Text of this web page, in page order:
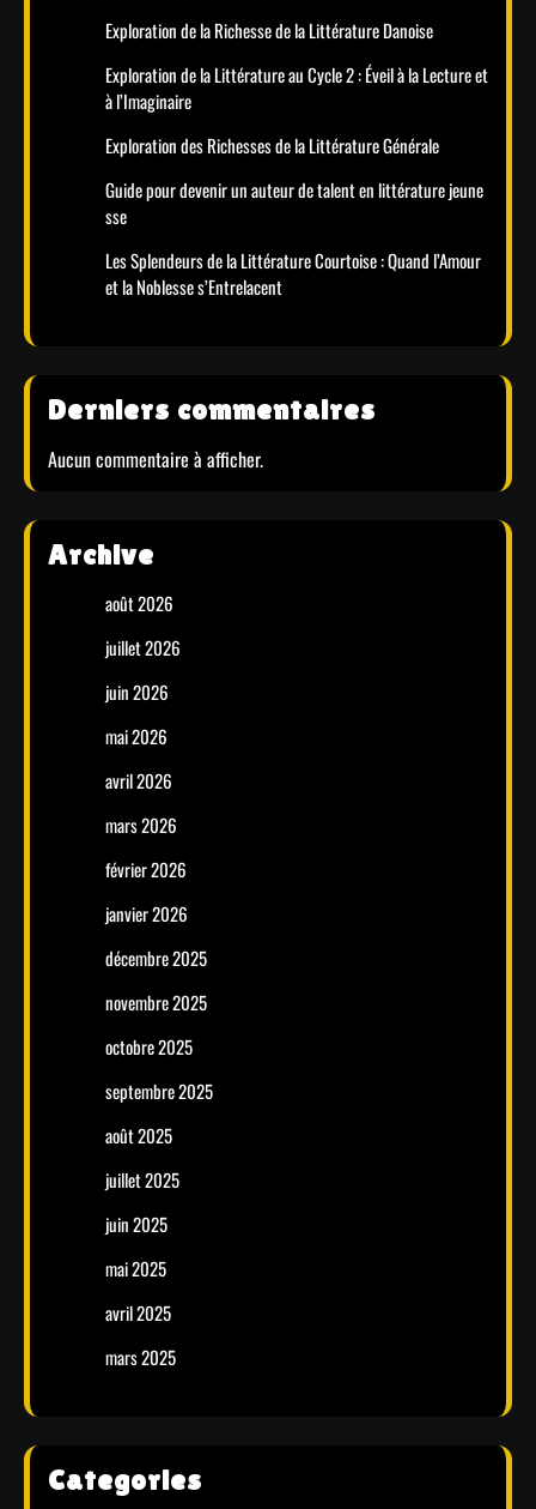
Exploration de la Richesse de la Littérature Danoise
Exploration de la Littérature au Cycle 2 : Éveil à la Lecture et
à l’Imaginaire
Exploration des Richesses de la Littérature Générale
Guide pour devenir un auteur de talent en littérature jeune
sse
Les Splendeurs de la Littérature Courtoise : Quand l’Amour
et la Noblesse s’Entrelacent
Derniers commentaires
Aucun commentaire à afficher.
Archive
août 2026
juillet 2026
juin 2026
mai 2026
avril 2026
mars 2026
février 2026
janvier 2026
décembre 2025
novembre 2025
octobre 2025
septembre 2025
août 2025
juillet 2025
juin 2025
mai 2025
avril 2025
mars 2025
Categories